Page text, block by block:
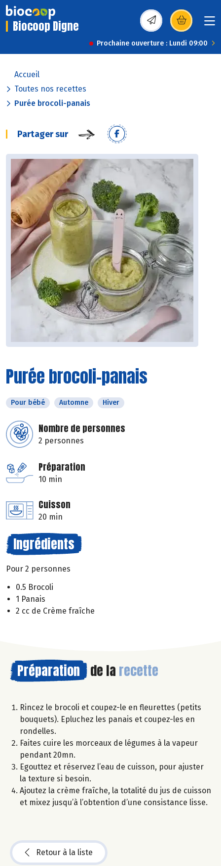
Biocoop Digne (s’ouvre dans une
Prochaine ouverture : Lundi 09:00
Accueil
Toutes nos recettes
Purée brocoli-panais
Partager sur
Purée brocoli-panais
Pour bébé Automne Hiver
Nombre de personnes
2 personnes
Préparation
10 min
Cuisson
20 min
Ingrédients
Pour 2 personnes
0.5 Brocoli
1 Panais
2 cc de Crème fraîche
Préparation de la recette
Rincez le brocoli et coupez-le en fleurettes (petits
bouquets). Epluchez les panais et coupez-les en
rondelles.
Faites cuire les morceaux de légumes à la vapeur
pendant 20mn.
Egouttez et réservez l’eau de cuisson, pour ajuster
la texture si besoin.
Ajoutez la crème fraîche, la totalité du jus de cuisson
et mixez jusqu’à l’obtention d’une consistance lisse.
Retour à la liste